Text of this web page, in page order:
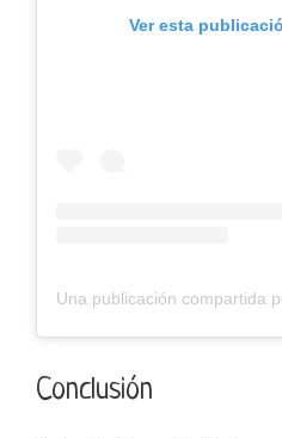
Ver esta
Conclusión